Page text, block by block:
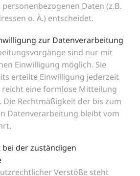
Daten (z.B.
o. Ä.) entscheidet.
zur Datenverarbeitung
sind nur mit
Einwilligung möglich. Sie
erteilte Einwilligung jederzeit
eine formlose Mitteilung
Die Rechtmäßigkeit der bis zum
Datenverarbeitung bleibt vom
der zuständigen
Verstöße steht